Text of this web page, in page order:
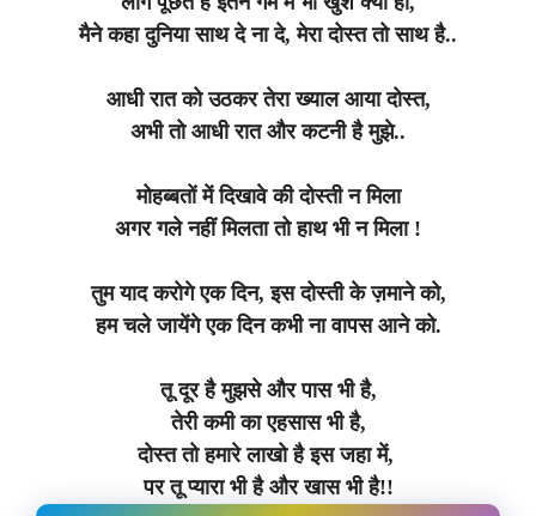
मैने कहा दुनिया साथ दे ना दे, मेरा दोस्त तो साथ है..
आधी रात को उठकर तेरा ख्याल आया दोस्त,
अभी तो आधी रात और कटनी है मुझे..
मोहब्बतों में दिखावे की दोस्ती न मिला
अगर गले नहीं मिलता तो हाथ भी न मिला !
तुम याद करोगे एक दिन, इस दोस्ती के ज़माने को,
हम चले जायेंगे एक दिन कभी ना वापस आने को.
तू दूर है मुझसे और पास भी है,
तेरी कमी का एहसास भी है,
दोस्त तो हमारे लाखो है इस जहा में,
पर तू प्यारा भी है और खास भी है!!